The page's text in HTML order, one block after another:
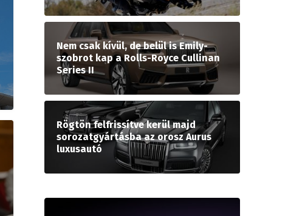
Nem csak kívül, de belül is Emily-
szobrot kap a Rolls-Royce Cullinan
Series II
Rögtön felfrissítve kerül majd
sorozatgyártásba az orosz Aurus
luxusautó